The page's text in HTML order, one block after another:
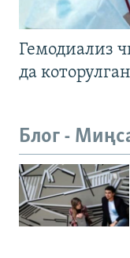
Гемодиализ
да
Блог -